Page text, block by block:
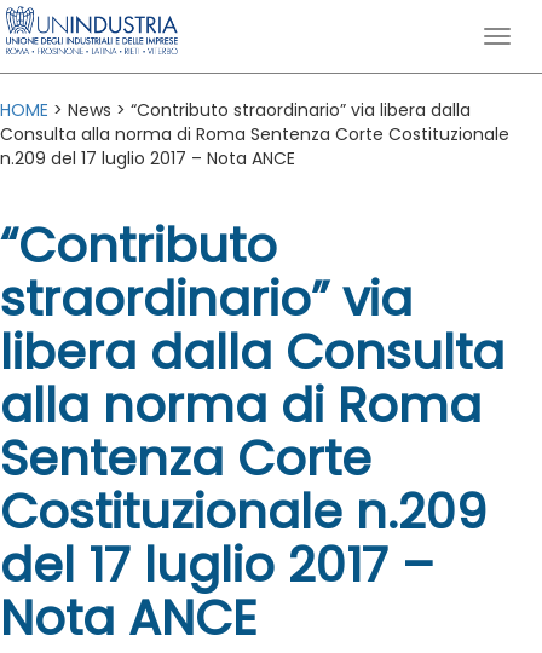
HOME > News > “Contributo straordinario” via libera dalla
Consulta alla norma di Roma Sentenza Corte Costituzionale
n.209 del 17 luglio 2017 – Nota ANCE
“Contributo
straordinario” via
libera dalla Consulta
alla norma di Roma
Sentenza Corte
Costituzionale n.209
del 17 luglio 2017 –
Nota ANCE